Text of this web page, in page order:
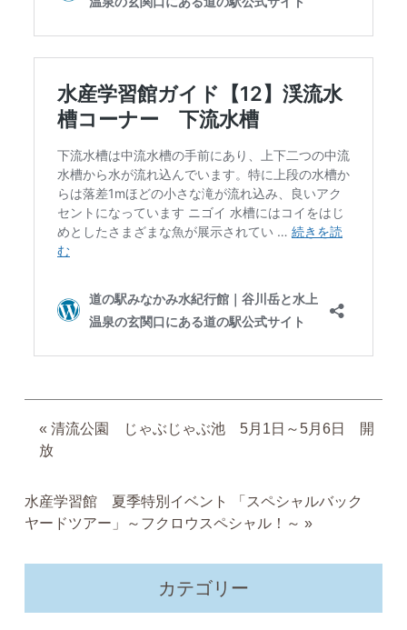
« 清流公園 じゃぶじゃぶ池 5月1日～5月6日 開
放
水産学習館 夏季特別イベント 「スペシャルバック
ヤードツアー」～フクロウスペシャル！～ »
カテゴリー